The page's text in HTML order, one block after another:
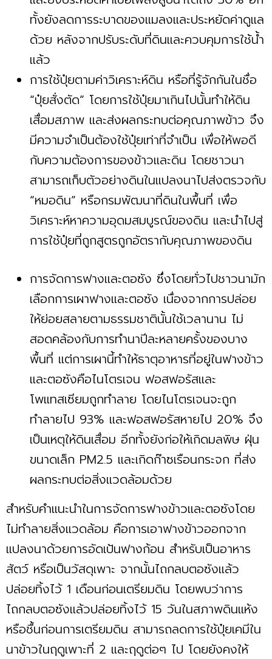
ทั้งยังลดการระบาดของแมลงและประหยัดค่าดูแล
ด้วย หลังจากปรับระดับที่ดินและควบคุมการใช้น้ำ
แล้ว
การใช้ปุ๋ยตามค่าวิเคราะห์ดิน หรือที่รู้จักกันในชื่อ
“ปุ๋ยสั่งตัด” โดยการใช้ปุ๋ยมาเกินไปนั้นทำให้ดิน
เสื่อมสภาพ และส่งผลกระทบต่อคุณภาพข้าว จึง
มีความจำเป็นต้องใช้ปุ๋ยเท่าที่จำเป็น เพื่อให้พอดี
กับความต้องการของข้าวและดิน โดยชาวนา
สามารถเก็บตัวอย่างดินในแปลงนาไปส่งตรวจกับ
“หมอดิน” หรือกรมพัฒนาที่ดินในพื้นที่ เพื่อ
วิเคราะห์หาความอุดมสมบูรณ์ของดิน และนำไปสู่
การใช้ปุ๋ยที่ถูกสูตรถูกอัตรากับคุณภาพของดิน
การจัดการฟางและตอซัง ซึ่งโดยทั่วไปชาวนามัก
เลือกการเผาฟางและตอซัง เนื่องจากการปล่อย
ให้ย่อยสลายตามธรรมชาตินั้นใช้เวลานาน ไม่
สอดคล้องกับการทำนาปีละหลายครั้งของบาง
พื้นที่ แต่การเผานี้ทำให้ธาตุอาหารที่อยู่ในฟางข้าว
และตอซังคือไนโตรเจน ฟอสฟอรัสและ
โพแทสเซียมถูกทำลาย โดยไนโตรเจนจะถูก
ทำลายไป 93% และฟอสฟอรัสหายไป 20% จึง
เป็นเหตุให้ดินเสื่อม อีกทั้งยังก่อให้เกิดมลพิษ ฝุ่น
ขนาดเล็ก PM2.5 และเกิดก๊าซเรือนกระจก ที่ส่ง
ผลกระทบต่อสิ่งแวดล้อมด้วย
สำหรับคำแนะนำในการจัดการฟางข้าวและตอซังโดย
ไม่ทำลายสิ่งแวดล้อม คือการเอาฟางข้าวออกจาก
แปลงนาด้วยการอัดเป้นฟางก้อน สำหรับเป็นอาหาร
สัตว์ หรือเป็นวัสดุเพาะ จากนั้นไถกลบตอซังแล้ว
ปล่อยทิ้งไว้ 1 เดือนก่อนเตรียมดิน โดยพบว่าการ
ไถกลบตอซังแล้วปล่อยทิ้งไว้ 15 วันในสภาพดินแห้ง
หรือชื้นก่อนการเตรียมดิน สามารถลดการใช้ปุ๋ยเคมีใน
นาข้าวในฤดูเพาะที่ 2 และฤดูต่อๆ ไป โดยยังคงให้